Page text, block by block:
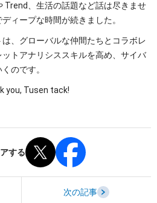
Trend、生活の話題など話は尽きませ
ィープな時間が続きました。
、グローバルな仲間たちとコラボレ
トアナリシススキルを高め、サイバ
のです。
you, Tusen tack!
する
次の記事